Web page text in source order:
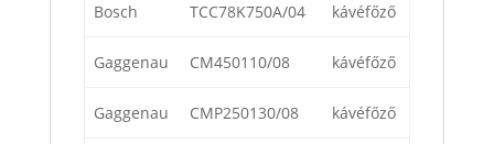
Bosch TCC78K750A/04 kávéfőző
Gaggenau CM450110/08 kávéfőző
Gaggenau CMP250130/08 kávéfőző